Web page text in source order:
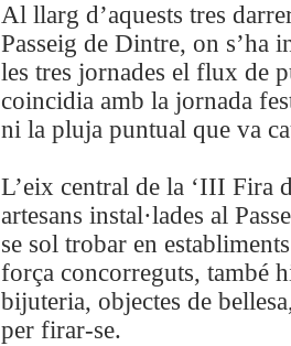
Al llarg d’aquests tres
Passeig de Dintre, on s’ha
les tres jornades el flux de
coincidia amb la jornada
ni la pluja puntual que va
L’eix central de la ‘III Fira
artesans instal·lades al
se sol trobar en
força concorreguts, també
bijuteria, objectes de
per firar-se.